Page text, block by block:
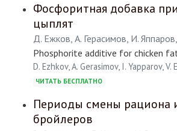
Фосфоритная добавка
цыплят
Д. Ежков, А. Герасимов, И.
Phosphorite additive for chicken
D. Ezhkov, A. Gerasimov, I. Yapparov, V.
ЧИТАТЬ БЕСПЛАТНО
Периоды смены рациона
бройлеров